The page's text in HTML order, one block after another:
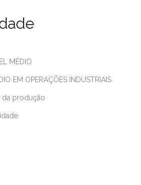
MÉDIO
EM OPERAÇÕES INDUSTRIAIS
produção